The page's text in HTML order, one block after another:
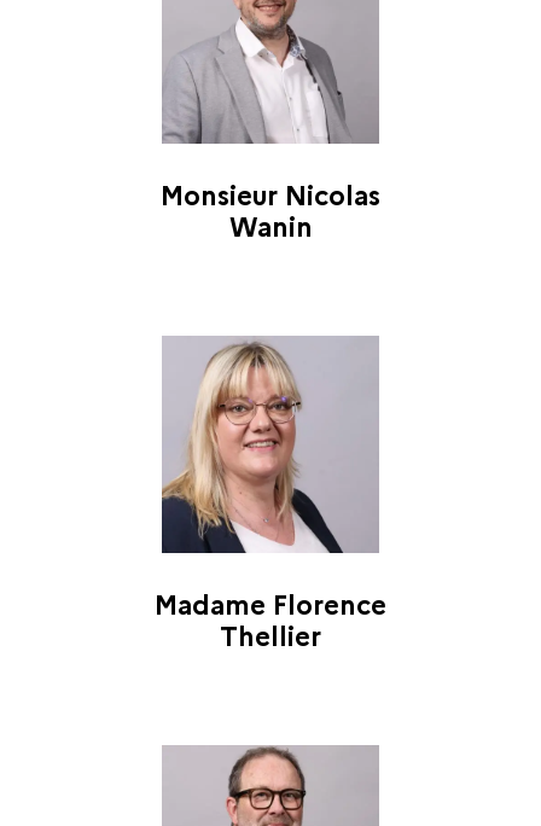
Monsieur Nicolas
Wanin
Madame Florence
Thellier